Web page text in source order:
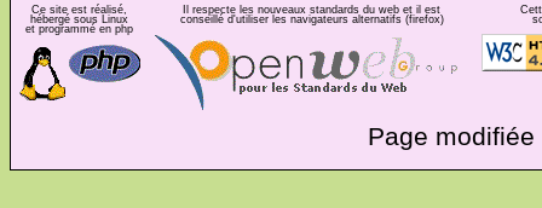
Ce site est réalisé,
hébergé sous Linux
et programmé en php
Il respecte les nouveaux standards du web et il est
conseillé d'utiliser les navigateurs alternatifs (firefox)
Page